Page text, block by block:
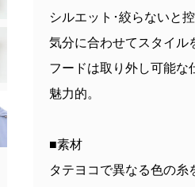
シルエット･絞らないと
気分に合わせてスタイル
フードは取り外し可能な
魅力的。
■素材
タテヨコで異なる色の糸